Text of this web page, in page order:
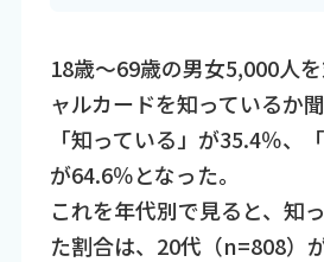
18歳～69歳の男女5,000人
ャルカードを知っているか
「知っている」が35.4％、
が64.6％となった。
これを年代別で見ると、知
た割合は、20代（n=808）